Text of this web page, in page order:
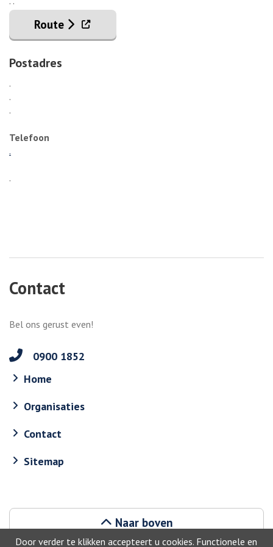
Door verder te klikken accepteert u cookies. Functionele en
Route . Externe link
Postadres
.
.
.
Telefoon
.
.
Contact
Bel ons gerust even!
0900 1852
Home
Organisaties
Contact
Sitemap
Naar boven